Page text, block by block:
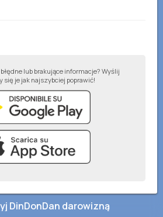
lub brakujące informacje? Wyślij
się je jak najszybciej poprawić!
prywatności–Dodaj do swojej strony
internetowej
DinDonDan darowizną